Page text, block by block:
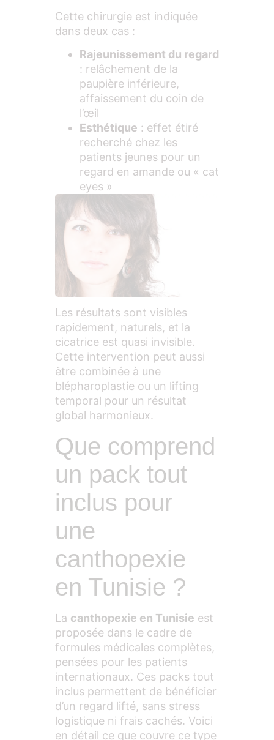
Cette chirurgie est indiquée
dans deux cas :
Rajeunissement du regard
: relâchement de la
paupière inférieure,
affaissement du coin de
l’œil
Esthétique : effet étiré
recherché chez les
patients jeunes pour un
regard en amande ou « cat
eyes »
Les résultats sont visibles
rapidement, naturels, et la
cicatrice est quasi invisible.
Cette intervention peut aussi
être combinée à une
blépharoplastie ou un lifting
temporal pour un résultat
global harmonieux.
Que comprend
un pack tout
inclus pour
une
canthopexie
en Tunisie ?
La canthopexie en Tunisie est
proposée dans le cadre de
formules médicales complètes,
pensées pour les patients
internationaux. Ces packs tout
inclus permettent de bénéficier
d’un regard lifté, sans stress
logistique ni frais cachés. Voici
en détail ce que couvre ce type